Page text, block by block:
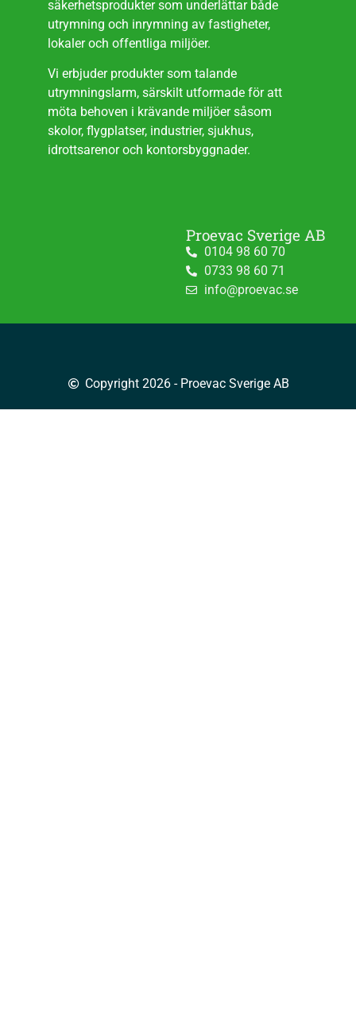
säkerhetsprodukter som underlättar både
utrymning och inrymning av fastigheter,
lokaler och offentliga miljöer.
Vi erbjuder produkter som talande
utrymningslarm, särskilt utformade för att
möta behoven i krävande miljöer såsom
skolor, flygplatser, industrier, sjukhus,
idrottsarenor och kontorsbyggnader.
Proevac Sverige AB
0104 98 60 70
0733 98 60 71
info@proevac.se
Copyright 2026 - Proevac Sverige AB